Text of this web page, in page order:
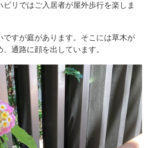
リではご入居者が屋外歩行を楽しま
ですが庭があります。そこには草木が
通路に顔を出しています。